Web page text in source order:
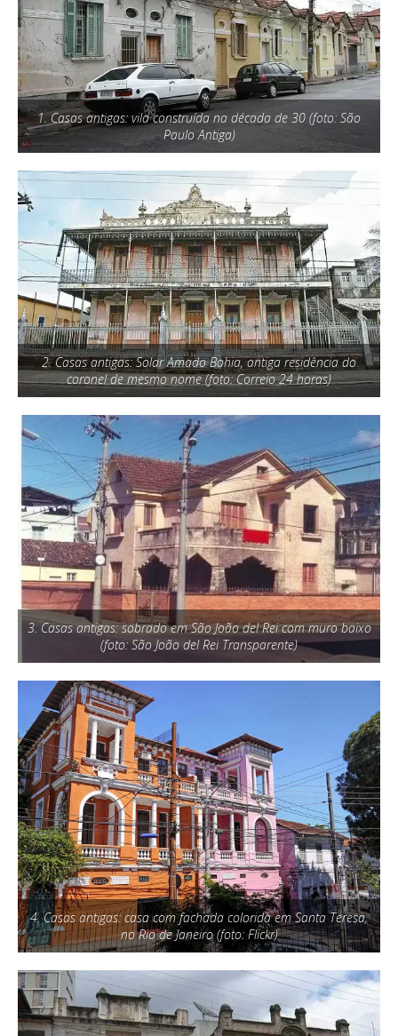
1. Casas antigas: vila construída na década de 30 (foto: São
Paulo Antiga)
2. Casas antigas: Solar Amado Bahia, antiga residência do
coronel de mesmo nome (foto: Correio 24 horas)
3. Casas antigas: sobrado em São João del Rei com muro baixo
(foto: São João del Rei Transparente)
4. Casas antigas: casa com fachada colorida em Santa Teresa,
no Rio de Janeiro (foto: Flickr)